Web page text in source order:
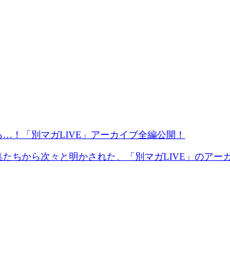
…！「別マガLIVE」アーカイブ全編公開！
ちから次々と明かされた、「別マガLIVE」のア